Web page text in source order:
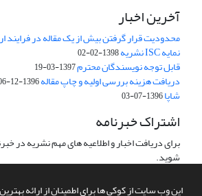
این وب سایت از کوکی ها برای اطمینان از ارائه بهترین
آخرین اخبار
محدودیت قرار گرفتن بیش از یک مقاله در فرایند
نمایه ISC نشریه 1398-02-02
قابل توجه نویسندگان محترم1397-03-19
دریافت هزینه بررسی اولیه و چاپ مقاله1396-12-06
شاپا1396-07-03
اشتراک خبرنامه
برای دریافت اخبار و اطلاعیه های مهم نشریه در
شوید.